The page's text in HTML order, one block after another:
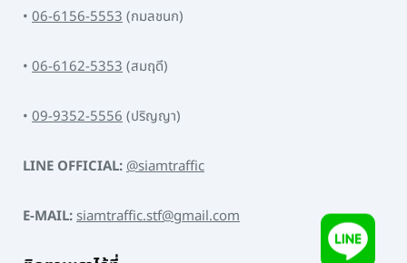
• 06-6156-5553(กมลชนก)
• 06-6162-5353(สมฤดี)
• 09-9352-5556(ปริญญา)
LINE OFFICIAL:@siamtraffic
E-MAIL:siamtraffic.stf@gmail.com